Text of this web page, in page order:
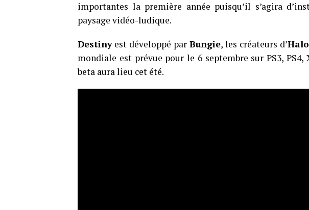
importantes la première année puisqu’il s’agira
paysage vidéo-ludique.
Destinyest développé par Bungie, les créateurs d’Halo
mondiale est prévue pour le 6 septembre sur PS3, PS4,
beta aura lieu cet été.